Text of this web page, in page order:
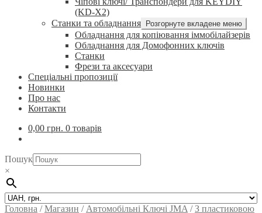
(KD-X2)
Станки та обладнання
Розгорнуте вкладене меню
Обладнання для копіювання іммобілайзерів
Обладнання для Домофонних ключів
Станки
Фрези та аксесуари
Спеціальні пропозиції
Новинки
Про нас
Контакти
0,00 грн. 0 товарів
Пошук
×
Головна /Магазин / Автомобільні Ключi JMA /З пластиковою